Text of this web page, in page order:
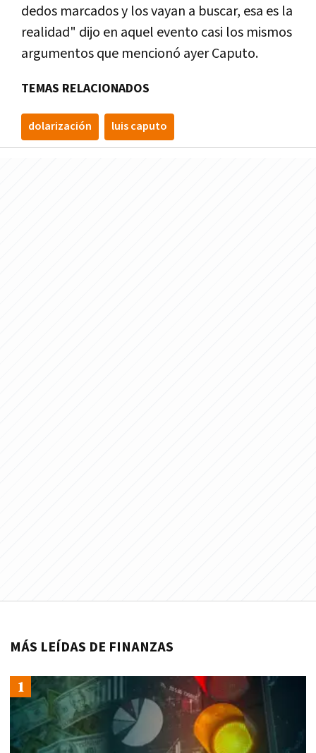
dedos marcados y los vayan a buscar, esa es la
realidad" dijo en aquel evento casi los mismos
argumentos que mencionó ayer Caputo.
TEMAS RELACIONADOS
dolarización luis caputo
MÁS LEÍDAS DE FINANZAS